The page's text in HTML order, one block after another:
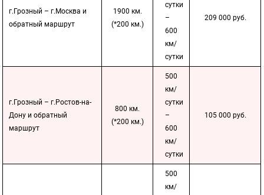
г.Грозный – г.Москва и
обратный маршрут
1900 км.
(*200 км.)
сутки
–
600
км/
сутки
209 000 руб.
г.Грозный – г.Ростов-на-
Дону и обратный
маршрут
800 км.
(*200 км.)
500
км/
сутки
–
600
км/
сутки
105 000 руб.
500
км/